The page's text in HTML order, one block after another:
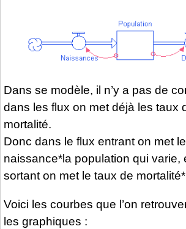
Dans se modèle, il n’y a pas de
dans les flux on met déjà les taux
mortalité.
Donc dans le flux entrant on met
naissance*la population qui varie,
sortant on met le taux de
Voici les courbes que l’on
les graphiques :